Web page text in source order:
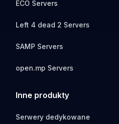
ECO Servers
Left 4 dead 2 Servers
SAMP Servers
open.mp Servers
Inne produkty
Serwery dedykowane